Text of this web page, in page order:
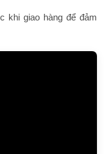
khi giao hàng để đảm